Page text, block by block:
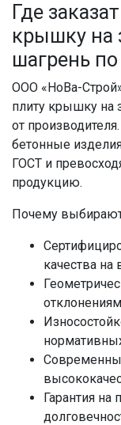
Где
крышку на
шагрень
ООО «НоВа-
плиту крышку на
от
бетонные
ГОСТ и
продукцию.
Почему
качества на
Гарантия